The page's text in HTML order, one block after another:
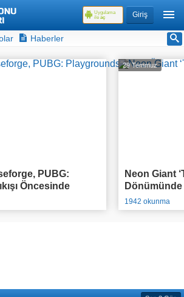
Giriş
Uygulama
ile aç
Haberler
PUBG:
Öncesinde
Yarışmasını
29 Temmuz
Neon Giant
Dönümünde
Açıkladı
1942 okunma